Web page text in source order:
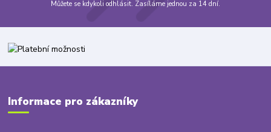
Můžete se kdykoli odhlásit. Zasíláme jednou za 14 dní.
Informace pro zákazníky